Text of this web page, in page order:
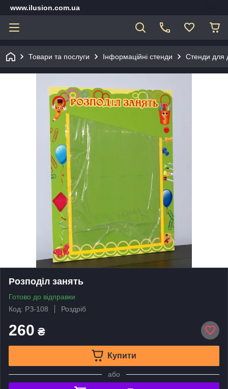
www.ilusion.com.ua
Товари та послуги Інформаційні стенди Стенди для
Розподіл занять
Готово до відправки
Код: РЗ-108
Роздріб
260 ₴
Купити
або